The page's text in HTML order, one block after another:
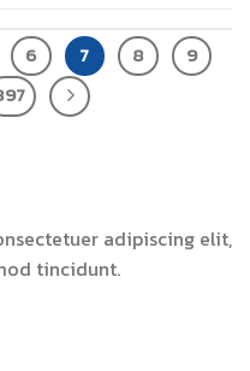
6 7 8
9
adipiscing elit,
tincidunt.